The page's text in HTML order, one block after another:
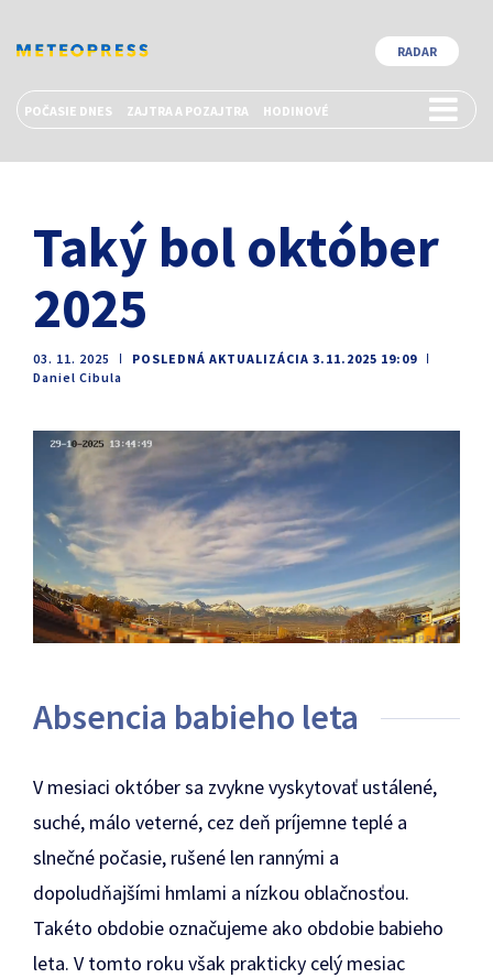
POČASIE DNES ZAJTRA A POZAJTRA HODINOVÉ
RADAR
Taký bol október
2025
03. 11. 2025 ǀ POSLEDNÁ AKTUALIZÁCIA 3.11.2025 19:09 ǀ
Daniel Cibula
Absencia babieho leta
V mesiaci október sa zvykne vyskytovať ustálené,
suché, málo veterné, cez deň príjemne teplé a
slnečné počasie, rušené len rannými a
dopoludňajšími hmlami a nízkou oblačnosťou.
Takéto obdobie označujeme ako obdobie babieho
leta. V tomto roku však prakticky celý mesiac